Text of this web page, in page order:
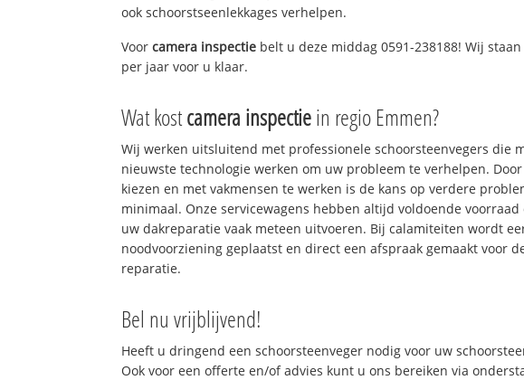
ook schoorstseenlekkages verhelpen.
Voorcamera inspectie belt u deze middag 0591-238188! Wij
per jaar voor u klaar.
Wat kostcamera inspectiein regio Emmen?
Wij werken uitsluitend met professionele schoorsteenvegers die
nieuwste technologie werken om uw probleem te verhelpen.
kiezen en met vakmensen te werken is de kans op verdere
minimaal. Onze servicewagens hebben altijd voldoende voorraad
uw dakreparatie vaak meteen uitvoeren. Bij calamiteiten wordt
noodvoorziening geplaatst en direct een afspraak gemaakt voor
reparatie.
Bel nu vrijblijvend!
Heeft u dringend een schoorsteenveger nodig voor uw
Ook voor een offerte en/of advies kunt u ons bereiken via